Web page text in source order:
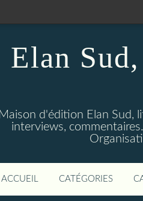
Elan
Maison d'édition Elan Sud,
interviews,
ACCUEIL CATÉGORIES